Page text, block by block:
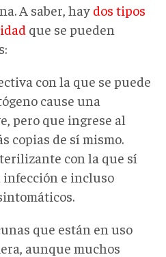
A saber, hay dos tipos
que se pueden
con la que se puede
cause una
pero que ingrese al
copias de sí mismo.
con la que sí
e incluso
que están en uso
aunque muchos